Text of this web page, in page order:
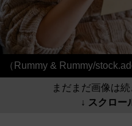
（Rummy & Rummy/
まだまだ画像は
↓ スクロー